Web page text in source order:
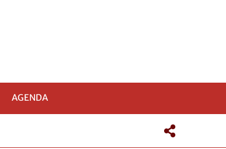
AGENDA